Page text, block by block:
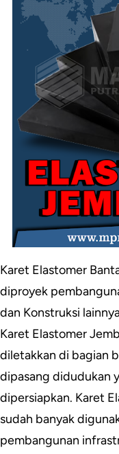
Karet Elastomer
diproyek
dan Konstruksi
Karet Elastomer
diletakkan di bagian
dipasang didudukan
dipersiapkan. Karet
sudah banyak
pembangunan